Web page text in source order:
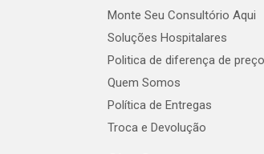
Monte Seu Consultório Aqui
Soluções Hospitalares
Politica de diferença de
Quem Somos
Política de Entregas
Troca e Devolução